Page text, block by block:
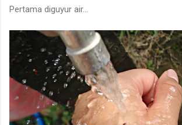
Pertama diguyur air...